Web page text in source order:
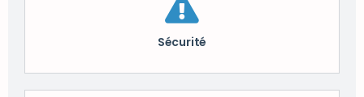
Sécurité